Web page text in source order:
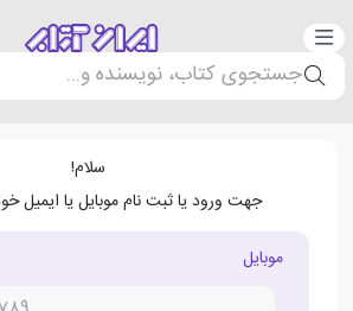
دسته‌بندی
جستجوی کتاب، نویسنده و...
سلام!
جهت ورود یا ثبت نام موبایل یا ایمیل
موبایل